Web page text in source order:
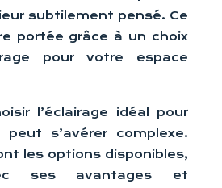
subtilement pensé. Ce
portée grâce à un choix
pour votre espace
l’éclairage idéal pour
s’avérer complexe.
les options disponibles,
ses avantages et